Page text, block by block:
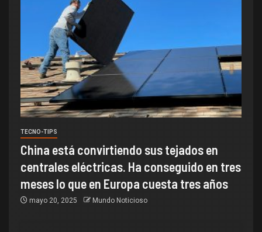
TECNO-TIPS
China está convirtiendo sus tejados en
centrales eléctricas. Ha conseguido en tres
meses lo que en Europa cuesta tres años
mayo 20, 2025 Mundo Noticioso